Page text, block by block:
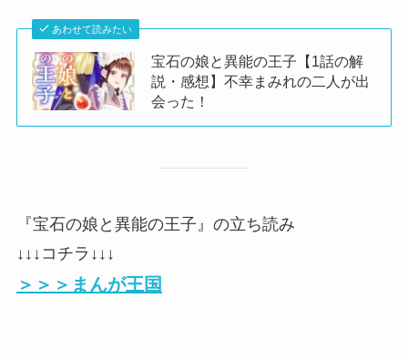
あわせて読みたい
宝石の娘と異能の王子【1話の解
説・感想】不幸まみれの二人が出
会った！
『宝石の娘と異能の王子』の立ち読み
↓↓↓コチラ↓↓↓
＞＞＞まんが王国